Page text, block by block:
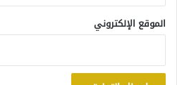
الموقع الإلكتروني